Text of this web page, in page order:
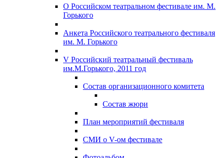
О Российском театральном фестивале им. М.
Горького
Анкета Российского театрального фестиваля
им. М. Горького
V Российский театральный фестиваль
им.М.Горького, 2011 год
Состав организационного комитета
Состав жюри
План мероприятий фестиваля
СМИ о V-ом фестивале